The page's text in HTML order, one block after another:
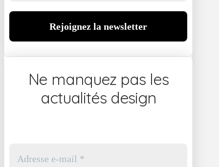
Ne manquez pas les
actualités design